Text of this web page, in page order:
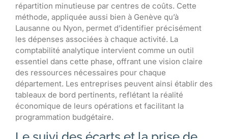
répartition minutieuse par centres de coûts. Cette
méthode, appliquée aussi bien à Genève qu’à
Lausanne ou Nyon, permet d’identifier précisément
les dépenses associées à chaque activité. La
comptabilité analytique intervient comme un outil
essentiel dans cette phase, offrant une vision claire
des ressources nécessaires pour chaque
département. Les entreprises peuvent ainsi établir des
tableaux de bord pertinents, reflétant la réalité
économique de leurs opérations et facilitant la
programmation budgétaire.